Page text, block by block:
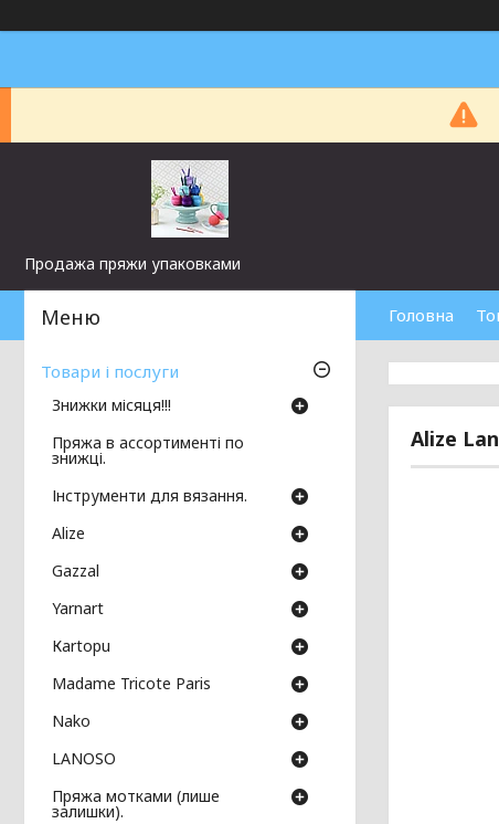
Продажа пряжи упаковками
Головна
Alize
Товари і послуги
Знижки місяця!!!
Пряжа в ассортименті по
знижці.
Інструменти для вязання.
Аlize
Gazzal
Yarnart
Кartopu
Madame Tricote Paris
Nako
LANOSO
Пряжа мотками (лише
залишки).